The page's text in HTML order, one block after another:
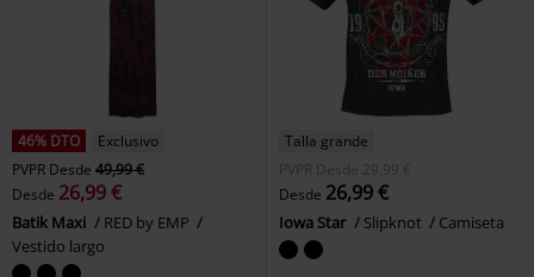
46% DTO
Exclusivo
PVPR Desde 49,99 €
Desde 26,99 €
Batik Maxi
RED by EMP
Vestido largo
Talla grande
PVPR
Desde 29,99 €
Desde 26,99 €
Iowa Star Slipknot Camiseta